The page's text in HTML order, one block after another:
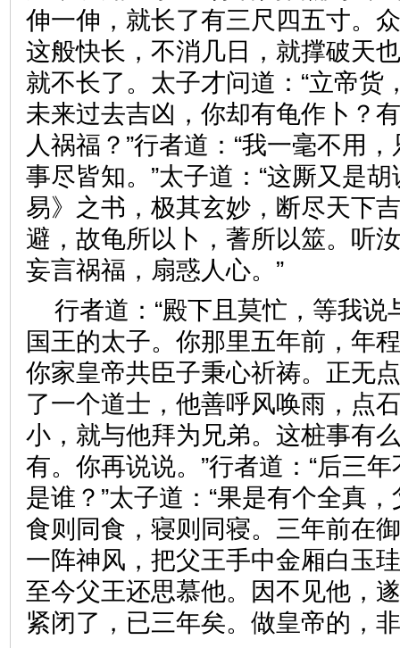
伸一伸，就长了有三尺四五寸。
这般快长，不消几日，就撑破天
就不长了。太子才问道：“立帝货
未来过去吉凶，你却有龟作卜？
人祸福？”行者道：“我一毫不用
事尽皆知。”太子道：“这厮又是
易》之书，极其玄妙，断尽天下
避，故龟所以卜，蓍所以筮。听
妄言祸福，扇惑人心。”
行者道：“殿下且莫忙，等我说
国王的太子。你那里五年前，年
你家皇帝共臣子秉心祈祷。正无
了一个道士，他善呼风唤雨，点
小，就与他拜为兄弟。这桩事有
有。你再说说。”行者道：“后三
是谁？”太子道：“果是有个全真
食则同食，寝则同寝。三年前在
一阵神风，把父王手中金厢白玉
至今父王还思慕他。因不见他，
紧闭了，已三年矣。做皇帝的